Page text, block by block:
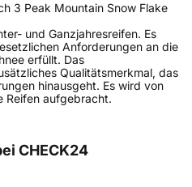
3 Peak Mountain Snow Flake
und Ganzjahresreifen. Es
Anforderungen an die
erfüllt. Das
Qualitätsmerkmal, das
hinausgeht. Es wird von
Reifen aufgebracht.
CHECK24